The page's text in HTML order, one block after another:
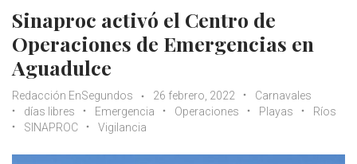
Sinaproc activó el Centro de
Operaciones de Emergencias en
Aguadulce
Redacción EnSegundos 26 febrero, 2022
Carnavales
días libres
Emergencia Operaciones Playas
Ríos
SINAPROC
Vigilancia